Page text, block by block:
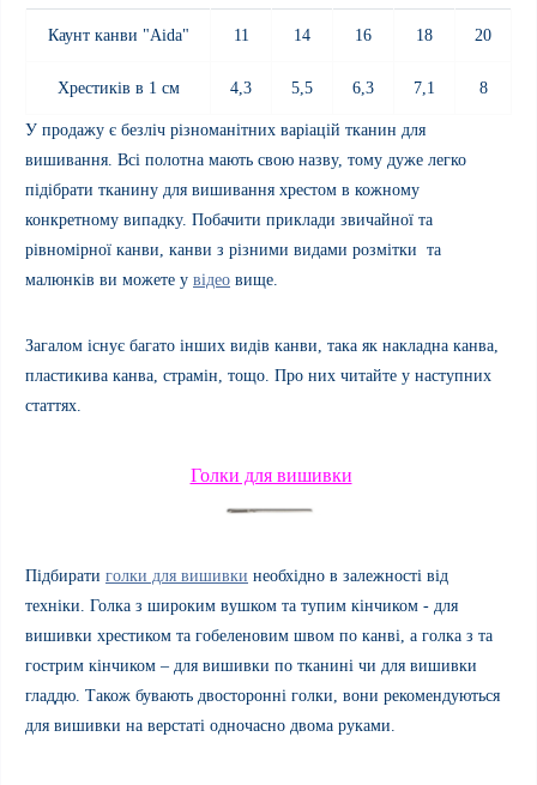
Каунт канви "Aida" 11 14 16 18 20
Хрестиків в 1 см 4,3 5,5 6,3 7,1 8
У продажу є безліч різноманітних варіацій тканин для
вишивання. Всі полотна мають свою назву, тому дуже легко
підібрати тканину для вишивання хрестом в кожному
конкретному випадку. Побачити приклади звичайної та
рівномірної канви, канви з різними видами розмітки та
малюнків ви можете у відео вище.
Загалом існує багато інших видів канви, така як накладна канва,
пластикива канва, страмін, тощо. Про них читайте у наступних
статтях.
Голки для вишивки
Підбирати голки для вишивки необхідно в залежності від
техніки. Голка з широким вушком та тупим кінчиком - для
вишивки хрестиком та гобеленовим швом по канві, а голка з та
гострим кінчиком – для вишивки по тканині чи для вишивки
гладдю. Також бувають двосторонні голки, вони рекомендуються
для вишивки на верстаті одночасно двома руками.